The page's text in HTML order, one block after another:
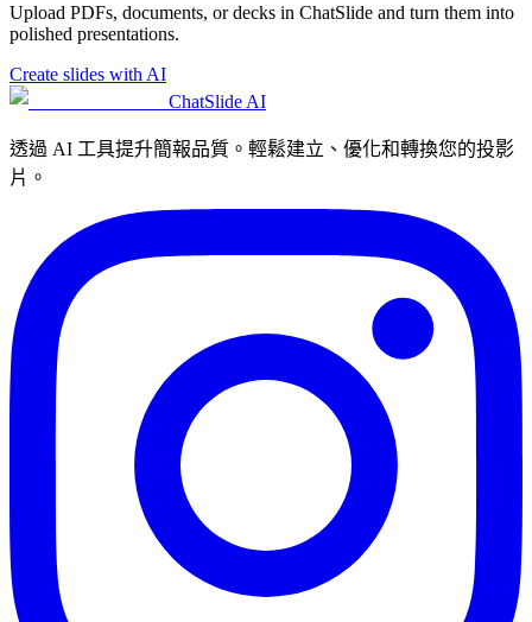
Upload PDFs, documents, or decks in ChatSlide and turn them into
polished presentations.
Create slides with AI
ChatSlide AI
透過 AI 工具提升簡報品質。輕鬆建立、優化和轉換您的投影
片。